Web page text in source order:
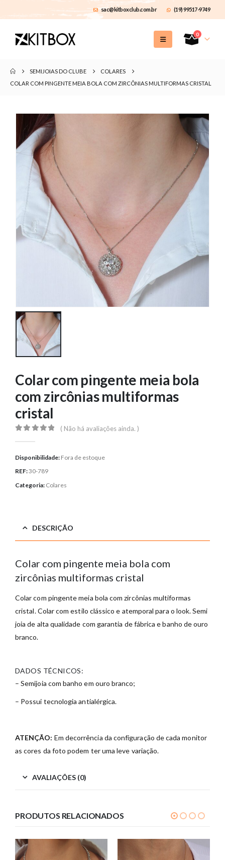
sac@kitboxclub.com.br (19) 99517-9749
0
SEMIJOIAS DO CLUBE
COLARES
COLAR COM PINGENTE MEIA BOLA COM ZIRCÔNIAS MULTIFORMAS CRISTAL
Colar com pingente meia bola
com zircônias multiformas
cristal
( Não há avaliações ainda. )
Disponibilidade: Fora de estoque
REF:30-789
Categoria: Colares
DESCRIÇÃO
Colar com pingente meia bola com
zircônias multiformas cristal
Colar com pingente meia bola com zircônias multiformas
cristal. Colar com estilo clássico e atemporal para o look. Semi
joia de alta qualidade com garantia de fábrica e banho de ouro
branco.
DADOS TÉCNICOS:
– Semijoia com banho em ouro branco;
– Possui tecnologia antialérgica.
ATENÇÃO: Em decorrência da configuração de cada monitor
as cores da foto podem ter uma leve variação.
AVALIAÇÕES (0)
PRODUTOS RELACIONADOS